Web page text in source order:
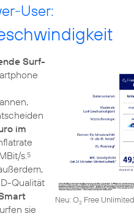
User:
Neu: O2Free
Surf-
im
s.5
Qualität
sie